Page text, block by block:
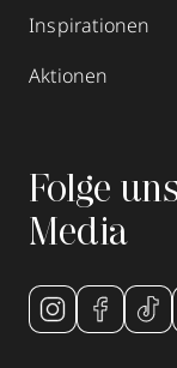
Inspirationen
Aktionen
Folge
Media